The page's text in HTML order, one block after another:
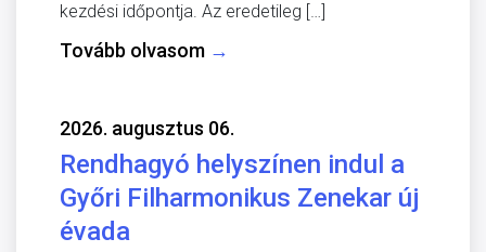
kezdési időpontja. Az eredetileg […]
Tovább olvasom →
2026. augusztus 06.
Rendhagyó helyszínen indul a
Győri Filharmonikus Zenekar új
évada